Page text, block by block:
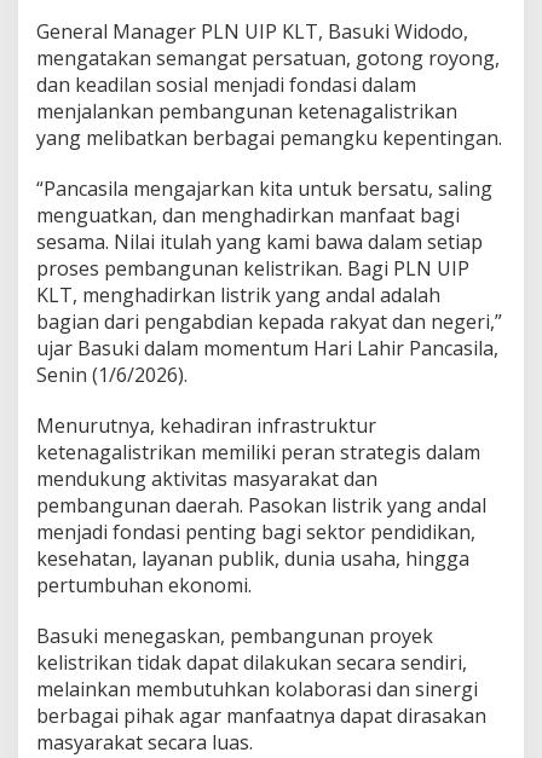
General Manager PLN UIP KLT, Basuki Widodo,
mengatakan semangat persatuan, gotong royong,
dan keadilan sosial menjadi fondasi dalam
menjalankan pembangunan ketenagalistrikan
yang melibatkan berbagai pemangku kepentingan.
“Pancasila mengajarkan kita untuk bersatu, saling
menguatkan, dan menghadirkan manfaat bagi
sesama. Nilai itulah yang kami bawa dalam setiap
proses pembangunan kelistrikan. Bagi PLN UIP
KLT, menghadirkan listrik yang andal adalah
bagian dari pengabdian kepada rakyat dan negeri,”
ujar Basuki dalam momentum Hari Lahir Pancasila,
Senin (1/6/2026).
Menurutnya, kehadiran infrastruktur
ketenagalistrikan memiliki peran strategis dalam
mendukung aktivitas masyarakat dan
pembangunan daerah. Pasokan listrik yang andal
menjadi fondasi penting bagi sektor pendidikan,
kesehatan, layanan publik, dunia usaha, hingga
pertumbuhan ekonomi.
Basuki menegaskan, pembangunan proyek
kelistrikan tidak dapat dilakukan secara sendiri,
melainkan membutuhkan kolaborasi dan sinergi
berbagai pihak agar manfaatnya dapat dirasakan
masyarakat secara luas.